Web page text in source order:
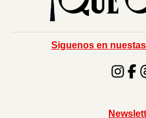
Siguenos en